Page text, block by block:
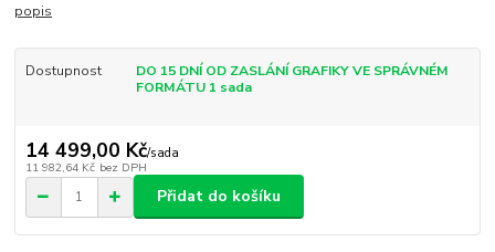
popis
Dostupnost
DO 15 DNÍ OD ZASLÁNÍ GRAFIKY VE SPRÁVNÉM
FORMÁTU 1 sada
14 499,00 Kč/sada
11 982,64 Kč bez DPH
Přidat do košíku